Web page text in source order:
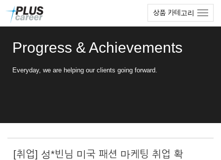
상품 카테고리
Progress & Achievements
Everyday, we are helping our clients going forward.
[취업] 성*빈님 미국 패션 마케팅 취업 확